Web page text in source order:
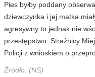
Pies byłby poddany
dziewczynka i jej matka
agresywny to jednak nie
przestępstwo. Strażnicy
Policji z wnioskiem o
Źródło: (NS)